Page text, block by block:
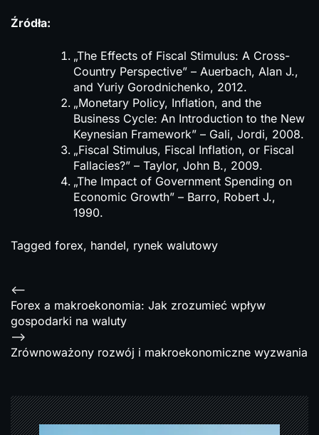
Źródła:
„The Effects of Fiscal Stimulus: A Cross-
Country Perspective” – Auerbach, Alan J.,
and Yuriy Gorodnichenko, 2012.
„Monetary Policy, Inflation, and the
Business Cycle: An Introduction to the New
Keynesian Framework” – Gali, Jordi, 2008.
„Fiscal Stimulus, Fiscal Inflation, or Fiscal
Fallacies?” – Taylor, John B., 2009.
„The Impact of Government Spending on
Economic Growth” – Barro, Robert J.,
1990.
Tagged forex, handel, rynek walutowy
N
a
w
i
a
<--
Forex a makroekonomia: Jak zrozumieć wpływ
gospodarki na waluty
-->
Zrównoważony rozwój i makroekonomiczne wyzwania